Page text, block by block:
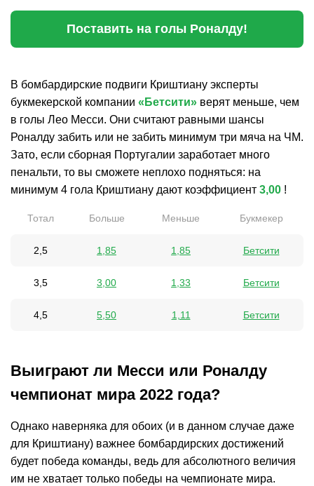
Поставить на голы Роналду!
В бомбардирские подвиги Криштиану эксперты
букмекерской компании «Бетсити» верят меньше, чем
в голы Лео Месси. Они считают равными шансы
Роналду забить или не забить минимум три мяча на ЧМ.
Зато, если сборная Португалии заработает много
пенальти, то вы сможете неплохо подняться: на
минимум 4 гола Криштиану дают коэффициент 3,00 !
Тотал Больше Меньше Букмекер
2,5 1,85 1,85 Бетсити
3,5 3,00 1,33 Бетсити
4,5 5,50 1,11 Бетсити
Выиграют ли Месси или Роналду
чемпионат мира 2022 года?
Однако наверняка для обоих (и в данном случае даже
для Криштиану) важнее бомбардирских достижений
будет победа команды, ведь для абсолютного величия
им не хватает только победы на чемпионате мира.